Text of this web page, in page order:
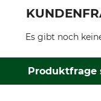
Produktfrage
Es gibt noch